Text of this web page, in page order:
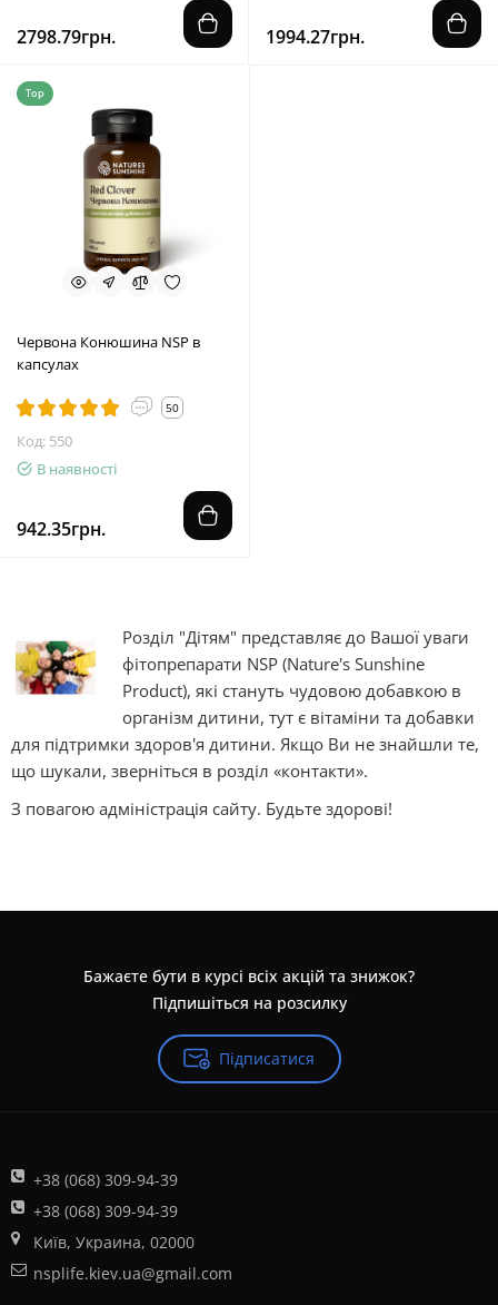
2798.79грн. 1994.27грн.
Top
Червона Конюшина NSP в
капсулах
50
Код: 550
В наявності
942.35грн.
Розділ "Дітям" представляє до Вашої уваги
фітопрепарати NSP (Nature's Sunshine
Product), які стануть чудовою добавкою в
організм дитини, тут є вітаміни та добавки
для підтримки здоров'я дитини. Якщо Ви не знайшли те,
що шукали, зверніться в розділ «контакти».
З повагою адміністрація сайту. Будьте здорові!
Бажаєте бути в курсі всіх акцій та знижок?
Підпишіться на розсилку
Підписатися
+38 (068) 309-94-39
+38 (068) 309-94-39
Київ, Украина, 02000
nsplife.kiev.ua@gmail.com